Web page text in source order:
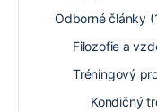
Odborné články
Filozofie a
Tréningový
Kondičný